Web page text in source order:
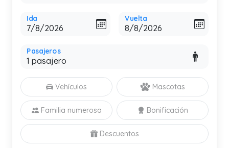
Ida Vuelta
Pasajeros
Vehículos Mascotas
Familia numerosa Bonificación
Descuentos